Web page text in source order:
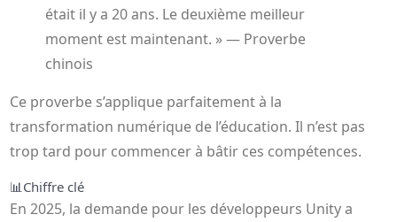
était il y a 20 ans. Le deuxième meilleur
moment est maintenant. » — Proverbe
chinois
Ce proverbe s’applique parfaitement à la
transformation numérique de l’éducation. Il n’est pas
trop tard pour commencer à bâtir ces compétences.
📊 Chiffre clé
En 2025, la demande pour les développeurs Unity a